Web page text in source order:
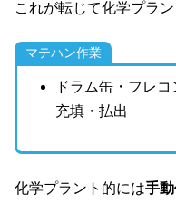
これが転じて化学プラ
マテハン作業
ドラム缶・フレ
充填・払出
化学プラント的には手